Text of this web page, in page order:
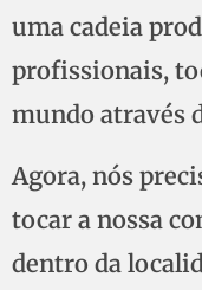
uma cadeia
profissionais,
mundo através
Agora, nós
tocar a nossa
dentro da